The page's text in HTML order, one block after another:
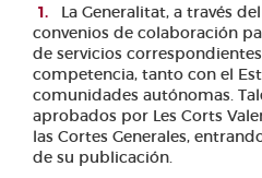
La Generalitat, a través
convenios de colaboración
de servicios
competencia, tanto con el
comunidades autónomas.
aprobados por Les Corts
las Cortes Generales,
de su publicación.